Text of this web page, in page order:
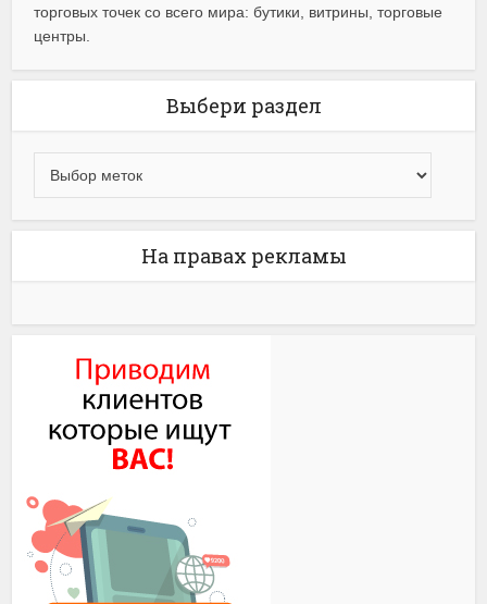
торговых точек со всего мира: бутики, витрины, торговые
центры.
Выбери раздел
На правах рекламы